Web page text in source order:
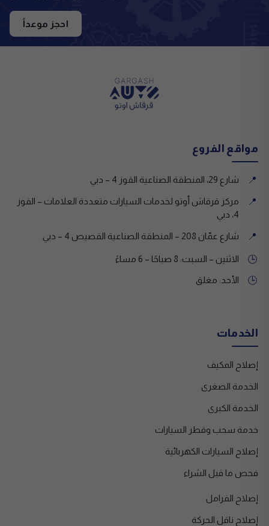
احجز موعداً
مواقع الفروع
📍 شارع 29، المنطقة الصناعية القوز 4 – دبي
📍
مركز قرقاش أوتو لخدمات السيارات متعددة العلامات – القوز
4، دبي
📍 شارع عمّان 208 – المنطقة الصناعية القصيص 4 – دبي
🕒 الاثنين – السبت: 8 صباحًا – 6 مساءً
🕒 الأحد: مغلق
الخدمات
إصلاح المكيف
الخدمة الصغرى
الخدمة الكبرى
خدمة سحب وقطر السيارات
إصلاح السيارات الكهربائية
فحص ما قبل الشراء
إصلاح الفرامل
إصلاح ناقل الحركة